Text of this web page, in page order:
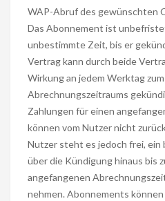
WAP-Abruf des gewünschten
Das Abonnement ist
unbestimmte Zeit, bis er
Vertrag kann durch beide
Wirkung an jedem Werktag
Abrechnungszeitraums
Zahlungen für einen
können vom Nutzer nicht
Nutzer steht es jedoch frei,
über die Kündigung hinaus bis
angefangenen
nehmen. Abonnements